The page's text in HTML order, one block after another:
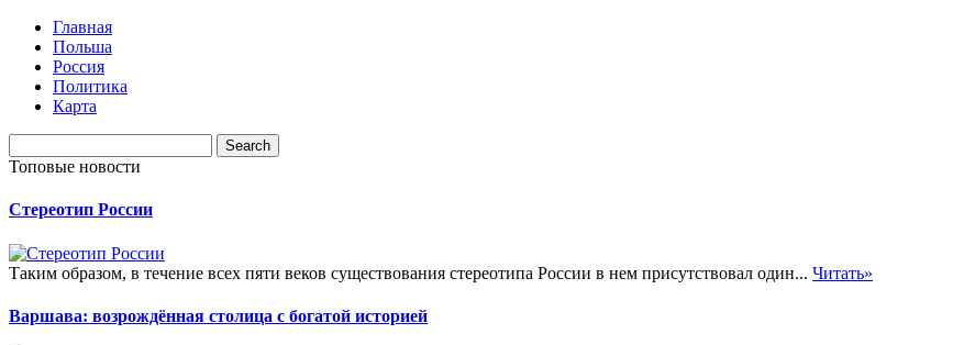
Главная
Польша
Россия
Политика
Карта
Топовые новости
Стереотип России
Таким образом, в течение всех пяти веков существования стереотипа России в нем присутствовал один... Читать»
Варшава: возрождённая столица с богатой историей